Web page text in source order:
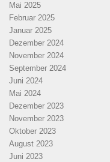
Mai 2025
Februar 2025
Januar 2025
Dezember 2024
November 2024
September 2024
Juni 2024
Mai 2024
Dezember 2023
November 2023
Oktober 2023
August 2023
Juni 2023